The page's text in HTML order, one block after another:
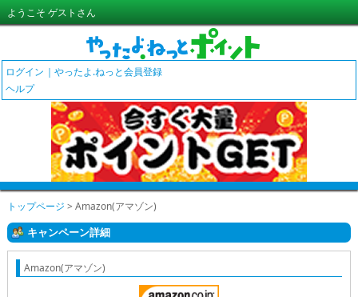
ようこそ ゲストさん
ログイン
やったよ.ねっと会員登録
ヘルプ
トップページ > Amazon(アマゾン)
キャンペーン詳細
Amazon(アマゾン)